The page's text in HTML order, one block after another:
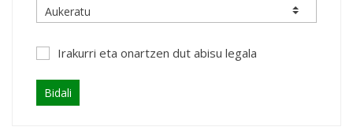
Irakurri eta onartzen dut abisu legala
Bidali